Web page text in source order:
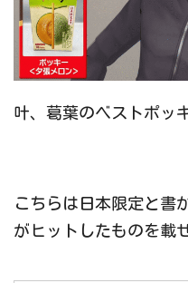
叶、葛葉のベストポッ
こちらは日本限定と書
がヒットしたものを載